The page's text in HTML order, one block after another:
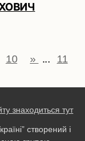
10 » ... 11
знаходиться тут
створений і